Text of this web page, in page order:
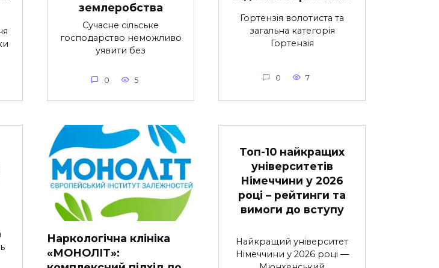
землеробства
Сучасне сільське
господарство неможливо
уявити без
0 5
Гортензія волотиста та
загальна категорія
Гортензія
0 7
Наркологічна клініка
«МОНОЛІТ»:
Топ-10 найкращих
університетів
Німеччини у 2026
році – рейтинги та
вимоги до вступу
Найкращий університет
Німеччини у 2026 році —